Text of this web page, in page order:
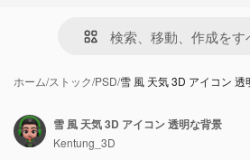
ホーム/ストック/PSD/雪 風 天気 3D アイコン 透
雪 風 天気 3D アイコン 透明な背景
Kentung_3D